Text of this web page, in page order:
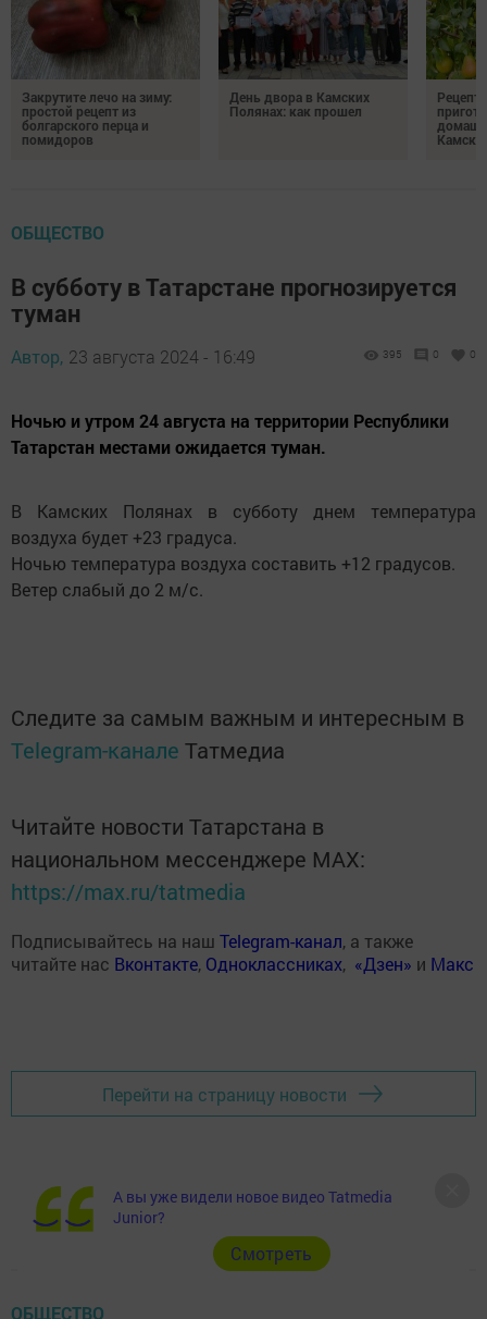
Закрутите лечо на зиму:
простой рецепт из
болгарского перца и
помидоров
День двора в Камских
Полянах: как прошел
ОБЩЕСТВО
В субботу в Татарстане прогнозируется
туман
Автор, 23 августа 2024 - 16:49 395 0 0
Ночью и утром 24 августа на территории Республики
Татарстан местами ожидается туман.
В Камских Полянах в субботу днем температура
воздуха будет +23 градуса.
Ночью температура воздуха составить +12 градусов.
Ветер слабый до 2 м/с.
Следите за самым важным и интересным в
Telegram-канале Татмедиа
Читайте новости Татарстана в
национальном мессенджере MАХ:
https://max.ru/tatmedia
Подписывайтесь на наш Telegram-канал, а также
читайте нас Вконтакте, Одноклассниках, «Дзен» и Макс
Перейти на страницу новости
ОБЩЕСТВО
А вы уже видели новое видео Tatmedia
Junior?
Cмотреть